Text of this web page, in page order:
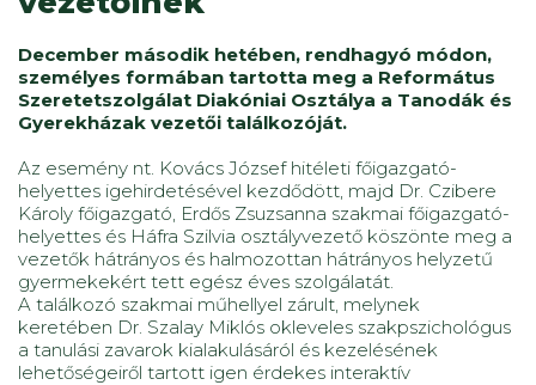
December második hetében, rendhagyó módon,
személyes formában tartotta meg a Református
Szeretetszolgálat Diakóniai Osztálya a Tanodák és
Gyerekházak vezetői találkozóját.
Az esemény nt. Kovács József hitéleti főigazgató-
helyettes igehirdetésével kezdődött, majd Dr. Czibere
Károly főigazgató, Erdős Zsuzsanna szakmai főigazgató-
helyettes és Háfra Szilvia osztályvezető köszönte meg a
vezetők hátrányos és halmozottan hátrányos helyzetű
gyermekekért tett egész éves szolgálatát.
A találkozó szakmai műhellyel zárult, melynek
keretében Dr. Szalay Miklós okleveles szakpszichológus
a tanulási zavarok kialakulásáról és kezelésének
lehetőségeiről tartott igen érdekes interaktív